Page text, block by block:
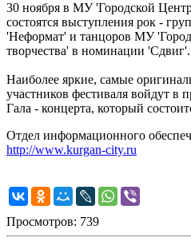
30 ноября в МУ 'Городской
состоятся выступления рок -
'Неформат' и танцоров МУ
творчества' в номинации 'Сдвиг'.
Наиболее яркие, самые
участников фестиваля войдут в
Гала - концерта, который
Отдел информационного
http://www.kurgan-city.ru
Просмотров: 739